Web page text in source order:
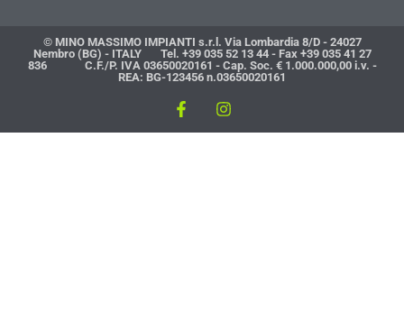
© MINO MASSIMO IMPIANTI s.r.l. Via Lombardia 8/D - 24027
Nembro (BG) - ITALY Tel. +39 035 52 13 44 - Fax +39 035 41 27
836 C.F./P. IVA 03650020161 - Cap. Soc. € 1.000.000,00 i.v. -
REA: BG-123456 n.03650020161